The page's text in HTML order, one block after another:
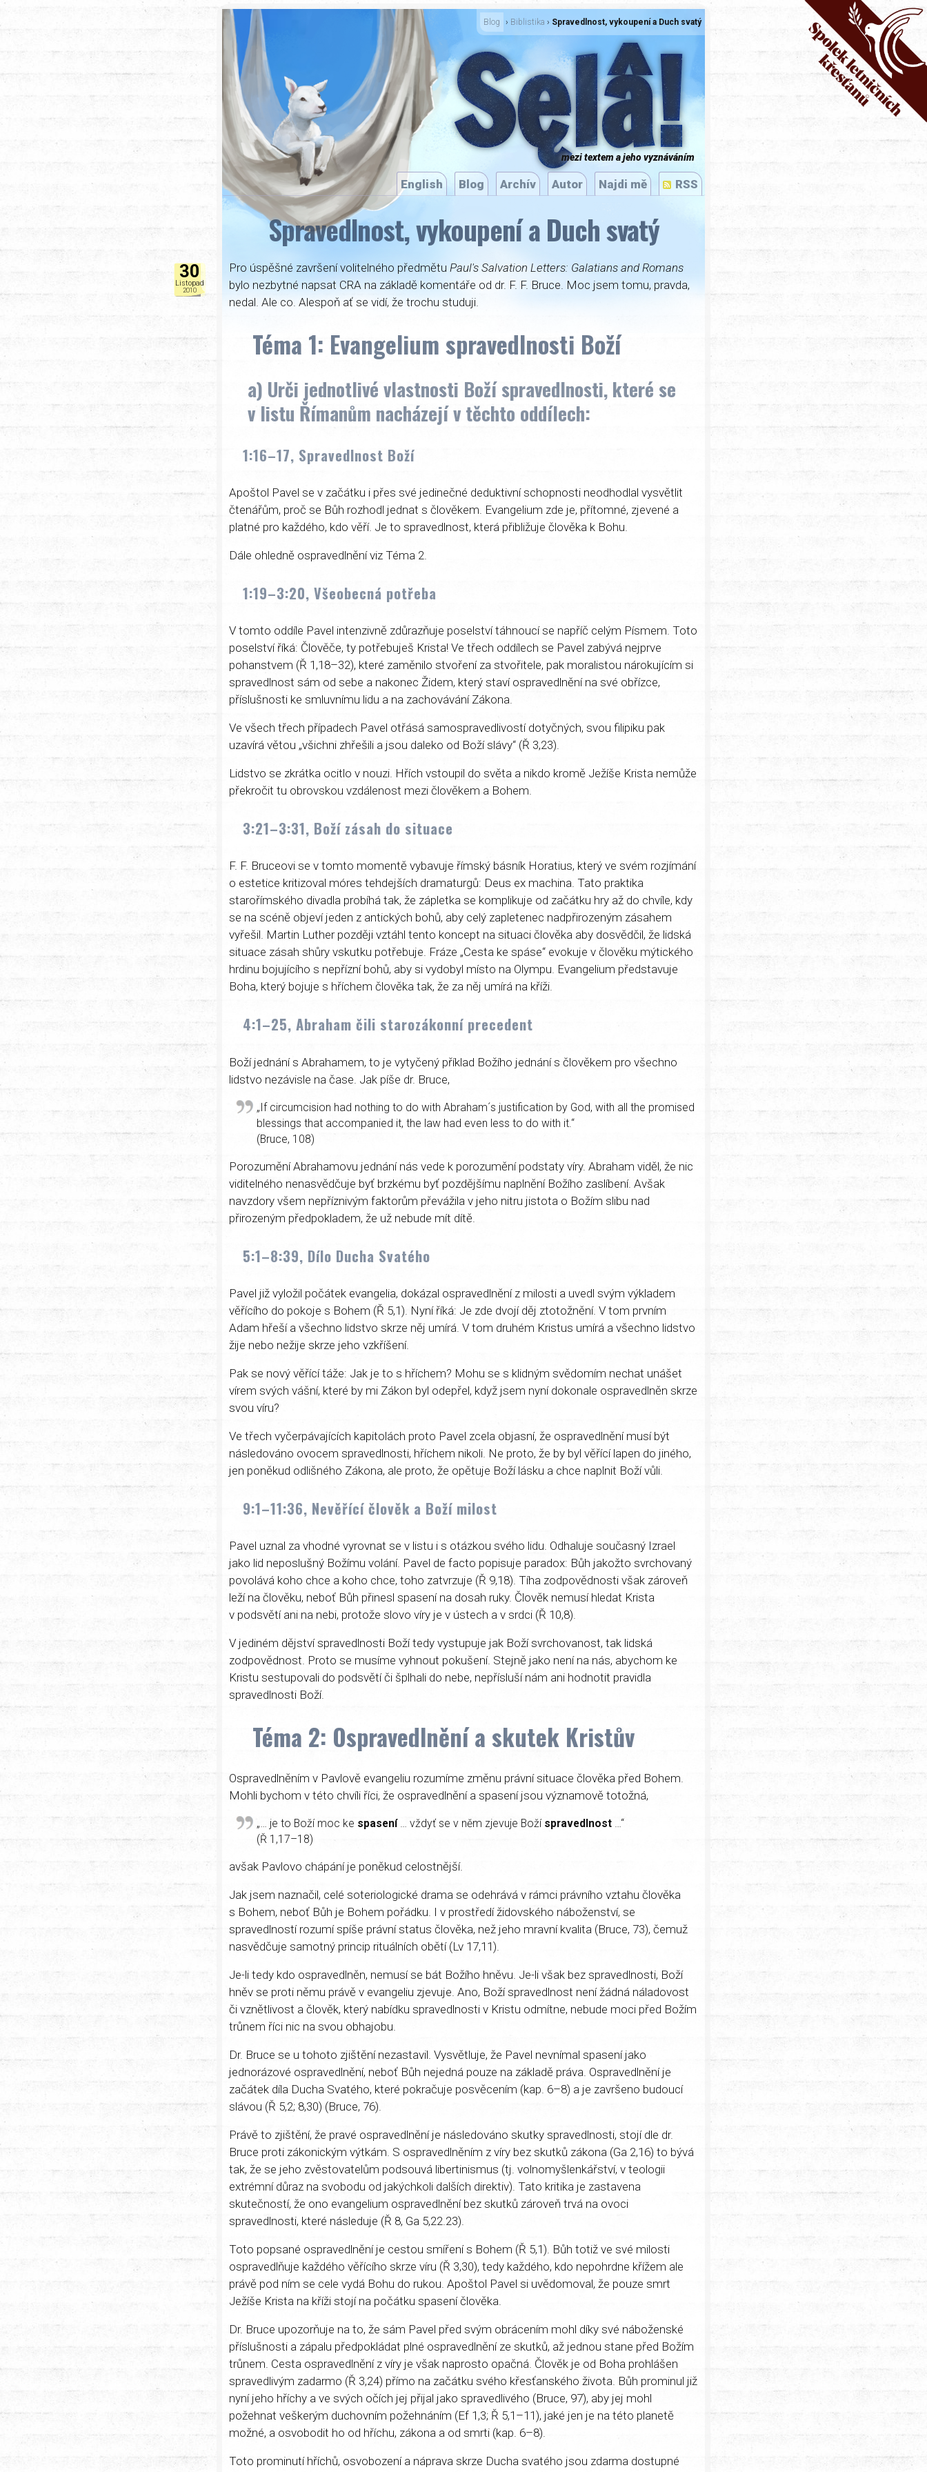
Blog › Biblistika › Spravedlnost, vykoupení a Duch svatý
Sęlâ!
mezi textem a jeho vyznáváním
English Blog Archív Autor Najdi mě RSS
30
Listopad
2010
Spravedlnost, vykoupení a Duch svatý
Pro úspěšné završení volitelného předmětu Paul's Salvation Letters: Galatians and Romans
bylo nezbytné napsat CRA na základě komentáře od dr. F. F. Bruce. Moc jsem tomu, pravda,
nedal. Ale co. Alespoň ať se vidí, že trochu studuji.
Téma 1: Evangelium spravedlnosti Boží
a) Urči jednotlivé vlastnosti Boží spravedlnosti, které se
v listu Římanům nacházejí v těchto oddílech:
1:16–17, Spravedlnost Boží
Apoštol Pavel se v začátku i přes své jedinečné deduktivní schopnosti neodhodlal vysvětlit
čtenářům, proč se Bůh rozhodl jednat s člověkem. Evangelium zde je, přítomné, zjevené a
platné pro každého, kdo věří. Je to spravedlnost, která přibližuje člověka k Bohu.
Dále ohledně ospravedlnění viz Téma 2.
1:19–3:20, Všeobecná potřeba
V tomto oddíle Pavel intenzivně zdůrazňuje poselství táhnoucí se napříč celým Písmem. Toto
poselství říká: Člověče, ty potřebuješ Krista! Ve třech oddílech se Pavel zabývá nejprve
pohanstvem (Ř 1,18–32), které zaměnilo stvoření za stvořitele, pak moralistou nárokujícím si
spravedlnost sám od sebe a nakonec Židem, který staví ospravedlnění na své obřízce,
příslušnosti ke smluvnímu lidu a na zachovávání Zákona.
Ve všech třech případech Pavel otřásá samospravedlivostí dotyčných, svou filipiku pak
uzavírá větou „všichni zhřešili a jsou daleko od Boží slávy“ (Ř 3,23).
Lidstvo se zkrátka ocitlo v nouzi. Hřích vstoupil do světa a nikdo kromě Ježíše Krista nemůže
překročit tu obrovskou vzdálenost mezi člověkem a Bohem.
3:21–3:31, Boží zásah do situace
F. F. Bruceovi se v tomto momentě vybavuje římský básník Horatius, který ve svém rozjímání
o estetice kritizoval móres tehdejších dramaturgů: Deus ex machina. Tato praktika
starořímského divadla probíhá tak, že zápletka se komplikuje od začátku hry až do chvíle, kdy
se na scéně objeví jeden z antických bohů, aby celý zapletenec nadpřirozeným zásahem
vyřešil. Martin Luther později vztáhl tento koncept na situaci člověka aby dosvědčil, že lidská
situace zásah shůry vskutku potřebuje. Fráze „Cesta ke spáse“ evokuje v člověku mýtického
hrdinu bojujícího s nepřízní bohů, aby si vydobyl místo na Olympu. Evangelium představuje
Boha, který bojuje s hříchem člověka tak, že za něj umírá na kříži.
4:1–25, Abraham čili starozákonní precedent
Boží jednání s Abrahamem, to je vytyčený příklad Božího jednání s člověkem pro všechno
lidstvo nezávisle na čase. Jak píše dr. Bruce,
„If circumcision had nothing to do with Abraham´s jus­tification by God, with all the promised
blessings that accompanied it, the law had even less to do with it.“
(Bruce, 108)
Porozumění Abrahamovu jednání nás vede k porozumění podstaty víry. Abraham viděl, že nic
viditelného nenasvědčuje byť brzkému byť pozdějšímu naplnění Božího zaslíbení. Avšak
navzdory všem nepříznivým faktorům převážila v jeho nitru jistota o Božím slibu nad
přirozeným předpokladem, že už nebude mít dítě.
5:1–8:39, Dílo Ducha Svatého
Pavel již vyložil počátek evangelia, dokázal ospravedlnění z milosti a uvedl svým výkladem
věřícího do pokoje s Bohem (Ř 5,1). Nyní říká: Je zde dvojí děj ztotožnění. V tom prvním
Adam hřeší a všechno lidstvo skrze něj umírá. V tom druhém Kristus umírá a všechno lidstvo
žije nebo nežije skrze jeho vzkříšení.
Pak se nový věřící táže: Jak je to s hříchem? Mohu se s klidným svědomím nechat unášet
vírem svých vášní, které by mi Zákon byl odepřel, když jsem nyní dokonale ospravedlněn skrze
svou víru?
Ve třech vyčerpávajících kapitolách proto Pavel zcela objasní, že ospravedlnění musí být
následováno ovocem spravedlnosti, hříchem nikoli. Ne proto, že by byl věřící lapen do jiného,
jen poněkud odlišného Zákona, ale proto, že opětuje Boží lásku a chce naplnit Boží vůli.
9:1–11:36, Nevěřící člověk a Boží milost
Pavel uznal za vhodné vyrovnat se v listu i s otázkou svého lidu. Odhaluje současný Izrael
jako lid neposlušný Božímu volání. Pavel de facto popisuje paradox: Bůh jakožto svrchovaný
povolává koho chce a koho chce, toho zatvrzuje (Ř 9,18). Tíha zodpovědnosti však zároveň
leží na člověku, neboť Bůh přinesl spasení na dosah ruky. Člověk nemusí hledat Krista
v podsvětí ani na nebi, protože slovo víry je v ústech a v srdci (Ř 10,8).
V jediném dějství spravedlnosti Boží tedy vystupuje jak Boží svrchovanost, tak lidská
zodpovědnost. Proto se musíme vyhnout pokušení. Stejně jako není na nás, abychom ke
Kristu sestupovali do podsvětí či šplhali do nebe, nepřísluší nám ani hodnotit pravidla
spravedlnosti Boží.
Téma 2: Ospravedlnění a skutek Kristův
Ospravedlněním v Pavlově evangeliu rozumíme změnu právní situace člověka před Bohem.
Mohli bychom v této chvíli říci, že ospravedlnění a spasení jsou významově totožná,
„… je to Boží moc ke spasení… vždyť se v něm zjevuje Boží spravedlnost …“
(Ř 1,17–18)
avšak Pavlovo chápání je poněkud celostnější.
Jak jsem naznačil, celé soteriologické drama se odehrává v rámci právního vztahu člověka
s Bohem, neboť Bůh je Bohem pořádku. I v prostředí židovského náboženství, se
spravedlností rozumí spíše právní status člověka, než jeho mravní kvalita (Bruce, 73), čemuž
nasvědčuje samotný princip rituálních obětí (Lv 17,11).
Je-li tedy kdo ospravedlněn, nemusí se bát Božího hněvu. Je-li však bez spravedlnosti, Boží
hněv se proti němu právě v evangeliu zjevuje. Ano, Boží spravedlnost není žádná náladovost
či vznětlivost a člověk, který nabídku spravedlnosti v Kristu odmítne, nebude moci před Božím
trůnem říci nic na svou obhajobu.
Dr. Bruce se u tohoto zjištění nezastavil. Vysvětluje, že Pavel nevnímal spasení jako
jednorázové ospravedlnění, neboť Bůh nejedná pouze na základě práva. Ospravedlnění je
začátek díla Ducha Svatého, které pokračuje posvěcením (kap. 6–8) a je završeno budoucí
slávou (Ř 5,2; 8,30) (Bruce, 76).
Právě to zjištění, že pravé ospravedlnění je následováno skutky spravedlnosti, stojí dle dr.
Bruce proti zákonickým výtkám. S ospravedlněním z víry bez skutků zákona (Ga 2,16) to bývá
tak, že se jeho zvěstovatelům podsouvá libertinismus (tj. volnomyšlenkářství, v teologii
extrémní důraz na svobodu od jakýchkoli dalších direktiv). Tato kritika je zastavena
skutečností, že ono evangelium ospravedlnění bez skutků zároveň trvá na ovoci
spravedlnosti, které následuje (Ř 8, Ga 5,22.23).
Toto popsané ospravedlnění je cestou smíření s Bohem (Ř 5,1). Bůh totiž ve své milosti
ospravedlňuje každého věřícího skrze víru (Ř 3,30), tedy každého, kdo nepohrdne křížem ale
právě pod ním se cele vydá Bohu do rukou. Apoštol Pavel si uvědomoval, že pouze smrt
Ježíše Krista na kříži stojí na počátku spasení člověka.
Dr. Bruce upozorňuje na to, že sám Pavel před svým obrácením mohl díky své náboženské
příslušnosti a zápalu předpokládat plné ospravedlnění ze skutků, až jednou stane před Božím
trůnem. Cesta ospravedlnění z víry je však naprosto opačná. Člověk je od Boha prohlášen
spravedlivým zadarmo (Ř 3,24) přímo na začátku svého křesťanského života. Bůh prominul již
nyní jeho hříchy a ve svých očích jej přijal jako spravedlivého (Bruce, 97), aby jej mohl
požehnat veškerým duchovním požehnáním (Ef 1,3; Ř 5,1–11), jaké jen je na této planetě
možné, a osvobodit ho od hříchu, zákona a od smrti (kap. 6–8).
Toto prominutí hříchů, osvobození a náprava skrze Ducha svatého jsou zdarma dostupné